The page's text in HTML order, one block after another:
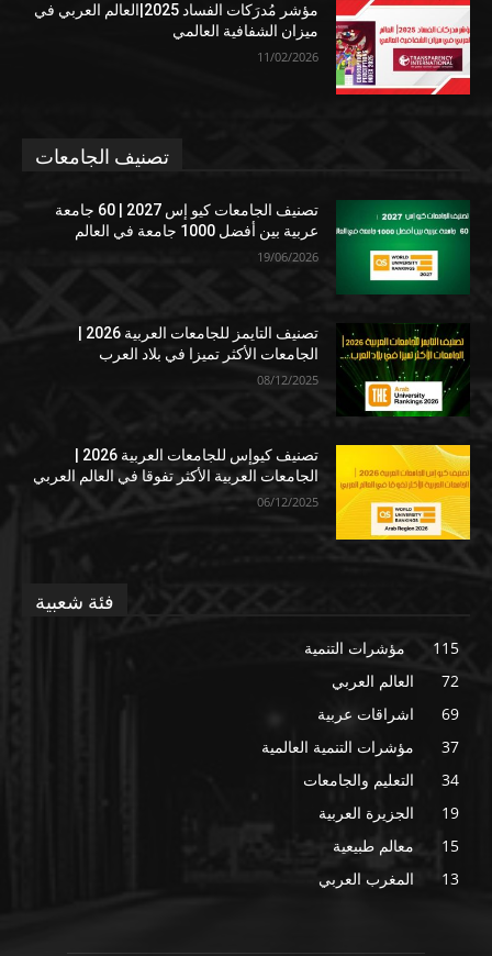
مؤشر مُدرَكات الفساد 2025|العالم العربي في
ميزان الشفافية العالمي
11/02/2026
تصنيف الجامعات
تصنيف الجامعات كيو إس 2027 | 60 جامعة
عربية بين أفضل 1000 جامعة في العالم
19/06/2026
الجامعات الأكثر تميزا في بلاد العرب
08/12/2025
الجامعات العربية الأكثر تفوقا في العالم العربي
06/12/2025
فئة شعبية
مؤشرات التنمية
115
العالم العربي
72
اشراقات عربية
69
مؤشرات التنمية العالمية
37
التعليم والجامعات
34
الجزيرة العربية
19
معالم طبيعية
15
المغرب العربي
13